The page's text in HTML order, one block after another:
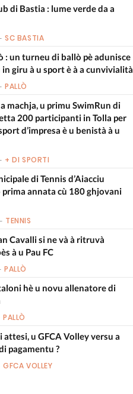
di Bastia : lume verde da a
SC BASTIA
: un turneu di ballò pè adunisce
in giru à u sport è à a cunvivialità
PALLÒ
machja, u primu SwimRun di
200 participanti in Tolla per
d’impresa è u benistà à u
+ DI SPORTI
di Tennis d’Aiacciu
prima annata cù 180 ghjovani
TENNIS
Cavalli si ne và à ritruvà
à u Pau FC
PALLÒ
hè u novu allenatore di
PALLÒ
attesi, u GFCA Volley versu a
pagamentu ?
GFCA VOLLEY